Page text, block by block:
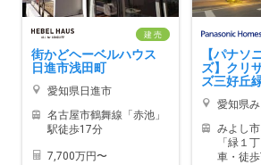
建 売
街かどヘーベルハウス
日進市浅田町
愛知県日進市
名古屋市鶴舞線「赤池」
駅徒歩17分
7,700万円〜
【パナソ
ズ】クリ
ズ三好丘
愛知県
みよし
「緑１
車・徒